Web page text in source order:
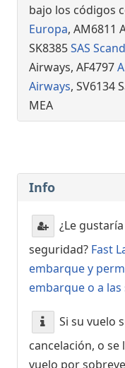
bajo los códigos
Europa, AM6811
SK8385SAS
Airways, AF4797
Airways, SV6134
MEA
Info
¿Le
seguridad? Fast
embarque y
embarque o a las
Si su vuelo
cancelación, o
vuelo por